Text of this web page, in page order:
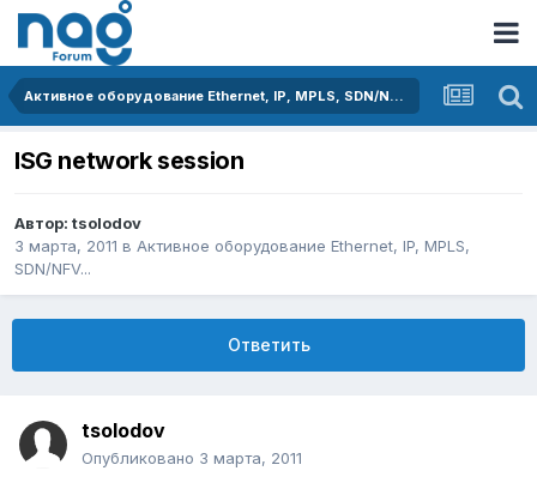
Активное оборудование Ethernet, IP, MPLS, SDN/NFV...
ISG network session
Автор: tsolodov
3 марта, 2011 в Активное оборудование Ethernet, IP, MPLS,
SDN/NFV...
Ответить
tsolodov
Опубликовано 3 марта, 2011